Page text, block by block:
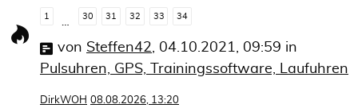
1 30 31 32 33 34
von Steffen42 04.10.2021, 09:59 in
Pulsuhren, GPS, Trainingssoftware, Laufuhren
DirkWOH 08.08.2026, 13:20